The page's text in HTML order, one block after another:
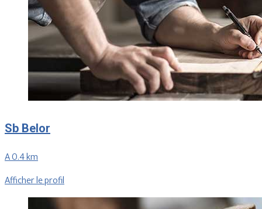
Sb Belor
A 0.4 km
Afficher le profil